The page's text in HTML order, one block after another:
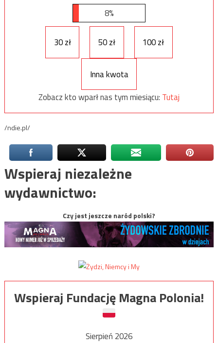
8%
30 zł 50 zł 100 zł
Inna kwota
Zobacz kto wparł nas tym miesiącu: Tutaj
/ndie.pl/
Wspieraj niezależne
wydawnictwo:
Czy jest jeszcze naród polski?
Wspieraj Fundację Magna Polonia!
Sierpień 2026